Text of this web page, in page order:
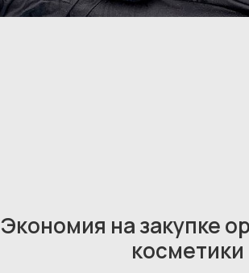
Экономия на закупке
косметики